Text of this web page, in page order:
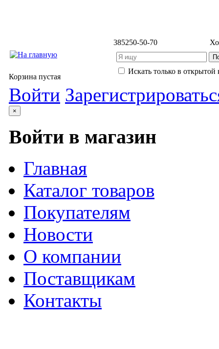
385250-50-70
Искать только в открытой
Корзина пустая
Войти
×
Войти в магазин
Главная
Каталог товаров
Покупателям
Новости
О компании
Поставщикам
Контакты